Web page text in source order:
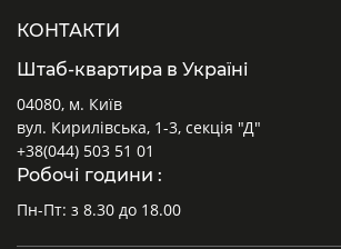
КОНТАКТИ
Штаб-квартира в Україні
04080, м. Київ
вул. Кирилівська, 1-3, секція "Д"
+38(044) 503 51 01
Робочі години :
Пн-Пт: з 8.30 до 18.00